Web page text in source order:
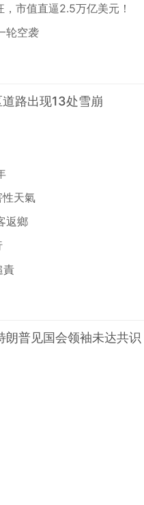
市值直逼2.5万亿美元！
轮空袭
路出现13处雪崩
天氣
返鄉
責
朗普见国会领袖未达共识